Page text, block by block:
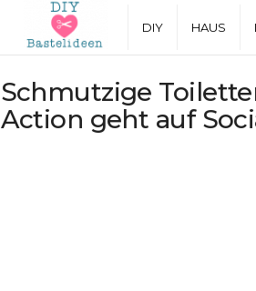
Y
DIY HAUS
Schmutzige
Action geht auf